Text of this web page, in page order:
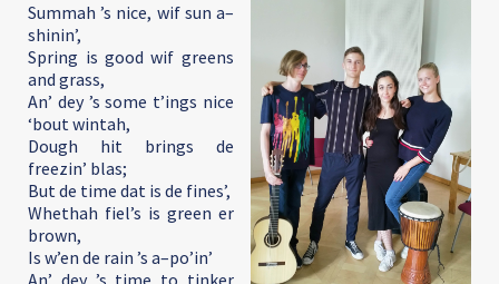
Summah ’s nice, wif sun a–
shinin’,
Spring is good wif greens
and grass,
An’ dey ’s some t’ings nice
‘bout wintah,
Dough hit brings de
freezin’ blas;
But de time dat is de fines’,
Whethah fiel’s is green er
brown,
Is w’en de rain ’s a–po’in’
An’ dey ’s time to tinker